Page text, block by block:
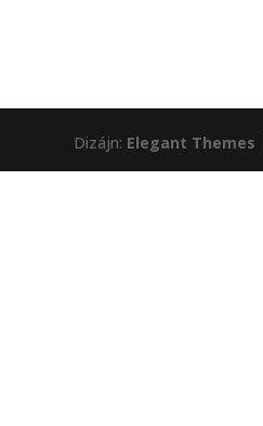
Dizájn: Elegant Themes